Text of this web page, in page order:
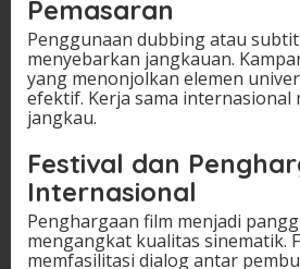
Pemasaran
Penggunaan dubbing atau
menyebarkan jangkauan.
yang menonjolkan elemen
efektif. Kerja sama internasional
jangkau.
Festival dan
Internasional
Penghargaan film menjadi
mengangkat kualitas sinematik.
memfasilitasi dialog antar